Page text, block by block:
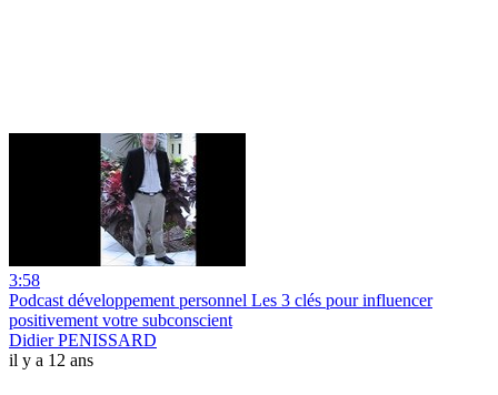
3:58
Podcast développement personnel Les 3 clés pour influencer
positivement votre subconscient
Didier PENISSARD
il y a 12 ans